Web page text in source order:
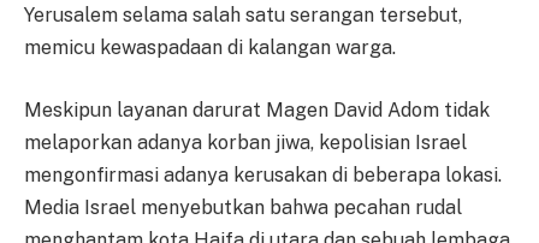
Yerusalem selama salah satu serangan tersebut,
memicu kewaspadaan di kalangan warga.
Meskipun layanan darurat Magen David Adom tidak
melaporkan adanya korban jiwa, kepolisian Israel
mengonfirmasi adanya kerusakan di beberapa lokasi.
Media Israel menyebutkan bahwa pecahan rudal